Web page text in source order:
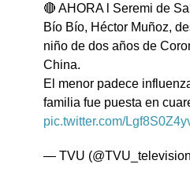
🔴 AHORA l Seremi de
Bío Bío, Héctor Muñoz,
niño de dos años de
China.
El menor padece
familia fue puesta en
pic.twitter.com/
— TVU